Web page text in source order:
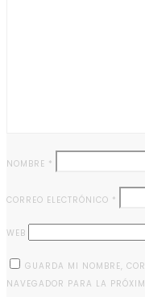
NOMBRE *
CORREO ELECTRÓNICO *
WEB
GUARDA MI NOMBRE,
NAVEGADOR PARA LA